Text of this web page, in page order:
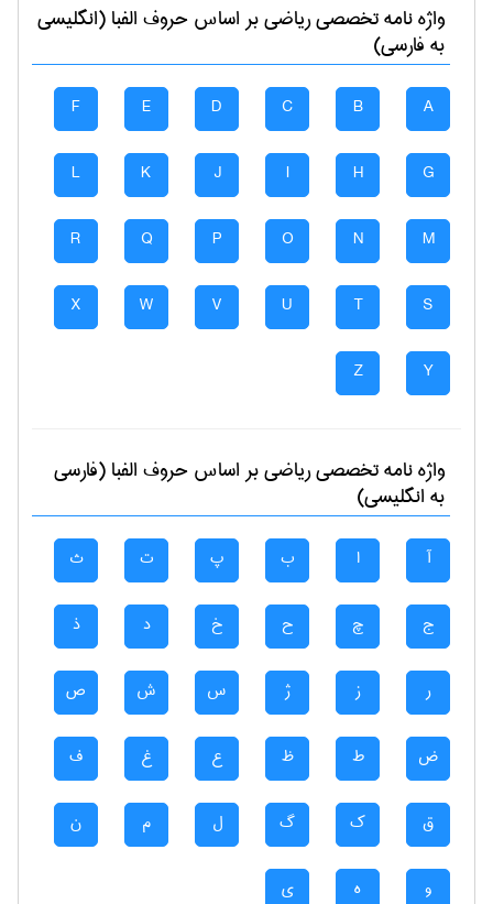
واژه نامه تخصصیرياضیبر اساس حروف الفبا (انگلیسی
به فارسی)
A
B
C
D
E
F
G
H
I
J
K
L
M
N
O
P
Q
R
S
T
U
V
W
X
Y
Z
واژه نامه تخصصیرياضیبر اساس حروف الفبا (فارسی
به انگلیسی)
آ ا ب پ ت ث
ج چ ح خ د ذ
ر ز ژ س ش ص
ض ط ظ ع غ ف
ق ک گ ل م ن
و ه ی